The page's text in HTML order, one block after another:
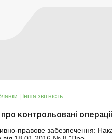
Інша звітність
про контрольовані операції
правове забезпечення: Наказ